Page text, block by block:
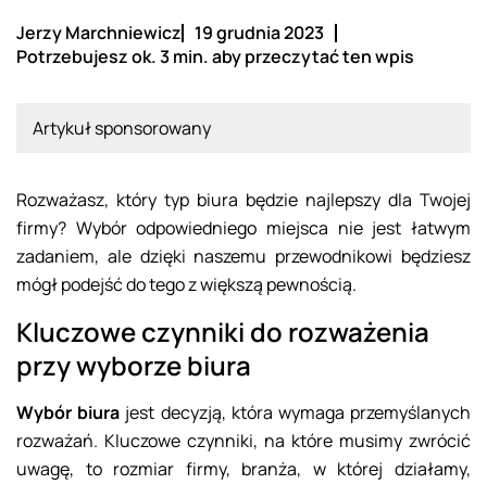
Jerzy Marchniewicz
19 grudnia 2023
Potrzebujesz ok. 3 min. aby przeczytać ten wpis
Artykuł sponsorowany
Rozważasz, który typ biura będzie najlepszy dla Twojej
firmy? Wybór odpowiedniego miejsca nie jest łatwym
zadaniem, ale dzięki naszemu przewodnikowi będziesz
mógł podejść do tego z większą pewnością.
Kluczowe czynniki do rozważenia
przy wyborze biura
Wybór biura jest decyzją, która wymaga przemyślanych
rozważań. Kluczowe czynniki, na które musimy zwrócić
uwagę, to rozmiar firmy, branża, w której działamy,